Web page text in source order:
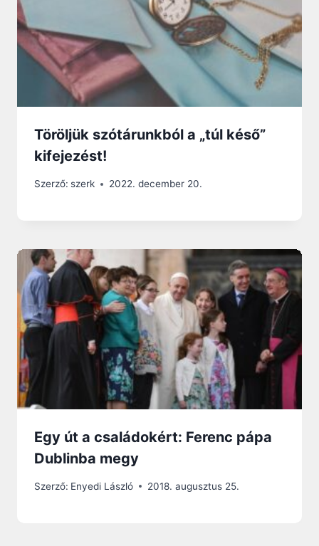
Töröljük szótárunkból a „túl késő”
kifejezést!
Szerző: szerk 2022. december 20.
Egy út a családokért: Ferenc pápa
Dublinba megy
Szerző: Enyedi László 2018. augusztus 25.